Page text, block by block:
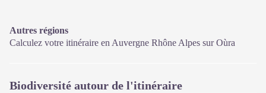
Autres régions
Calculez votre itinéraire en Auvergne Rhône Alpes surOùra
Biodiversité autour de l'itinéraire